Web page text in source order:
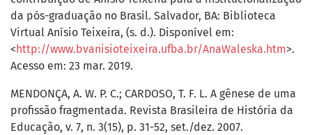
da pós-graduação no Brasil. Salvador, BA: Biblioteca
Virtual Anísio Teixeira, (s. d.). Disponível em:
< http://www.bvanisioteixeira.ufba.br/AnaWaleska.htm>.
Acesso em: 23 mar. 2019.
MENDONÇA, A. W. P. C.; CARDOSO, T. F. L. A gênese de uma
profissão fragmentada. Revista Brasileira de História da
Educação, v. 7, n. 3(15), p. 31-52, set./dez. 2007.